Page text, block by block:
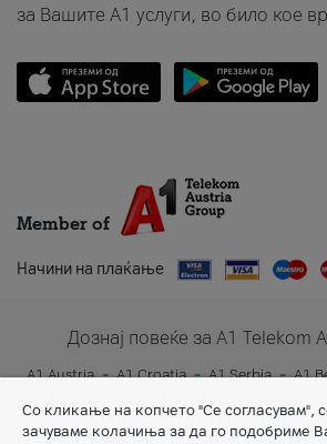
за Вашите A1 услуги, во било кое
Member of
Начини на плаќање
Дознај повеќе за A1 Telekom
A1 Austria A1 Croatia A1 Serbia A1
A1 Slovenia
A1 Digital
Со кликање на копчето "Се согласувам",
зачуваме колачиња за да го подобриме